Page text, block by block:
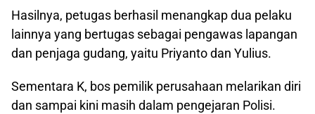
Hasilnya, petugas berhasil menangkap dua pelaku
lainnya yang bertugas sebagai pengawas lapangan
dan penjaga gudang, yaitu Priyanto dan Yulius.
Sementara K, bos pemilik perusahaan melarikan diri
dan sampai kini masih dalam pengejaran Polisi.